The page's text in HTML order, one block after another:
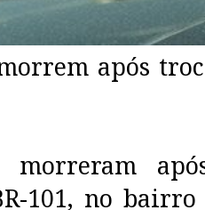
após
morreram
101, no bairro